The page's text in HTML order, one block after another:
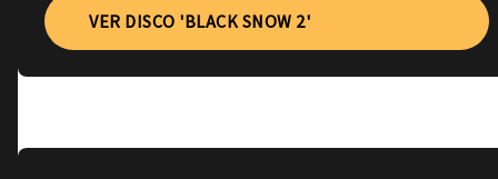
VER DISCO 'BLACK SNOW 2'